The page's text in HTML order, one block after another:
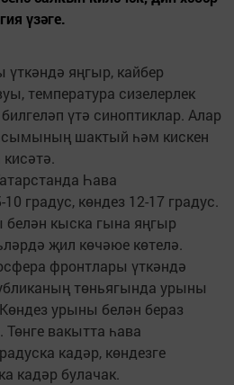
үзәге.
яңгыр, кайбер
температура сизелерлек
үтә синоптиклар. Алар
шактый һәм кискен
Һава
градус, көндез 12-17 градус.
кыска гына яңгыр
җил көчәюе көтелә.
фронтлары үткәндә
төньягында урыны
урыны белән бераз
вакытта һава
кадәр, көндезге
кадәр булачак.